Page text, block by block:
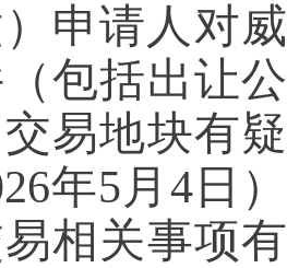
）申请人对
包括出让
易地块有
6年5 月 4日
相关事项